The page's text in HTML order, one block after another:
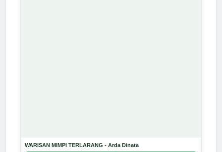
WARISAN MIMPI TERLARANG - Arda Dinata